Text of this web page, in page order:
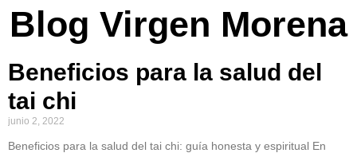
Blog Virgen Morena
Beneficios para la salud del
tai chi
junio 2, 2022
Beneficios para la salud del tai chi: guía honesta y espiritual En